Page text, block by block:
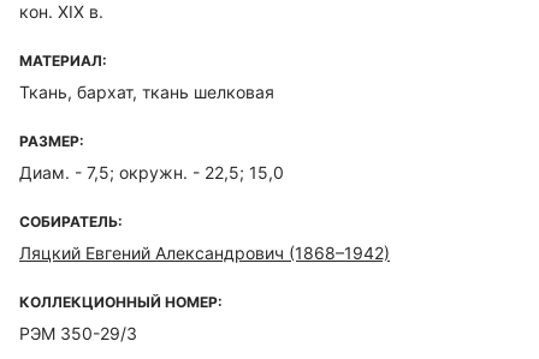
кон. XIX в.
МАТЕРИАЛ:
Ткань, бархат, ткань шелковая
РАЗМЕР:
Диам. - 7,5; окружн. - 22,5; 15,0
СОБИРАТЕЛЬ:
Ляцкий Евгений Александрович (1868–1942)
КОЛЛЕКЦИОННЫЙ НОМЕР:
РЭМ 350-29/3